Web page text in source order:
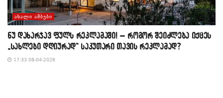
ᲐᲮᲐᲚᲘ ᲐᲛᲑᲔᲑᲘ
​ნუ დახარჯავ ფულს რეკლამაში! – როგორ შეიძლება იქცეს
„სახლები დღიურად“ საკუთარი თავის რეკლამად?
17:33 08-04-2026